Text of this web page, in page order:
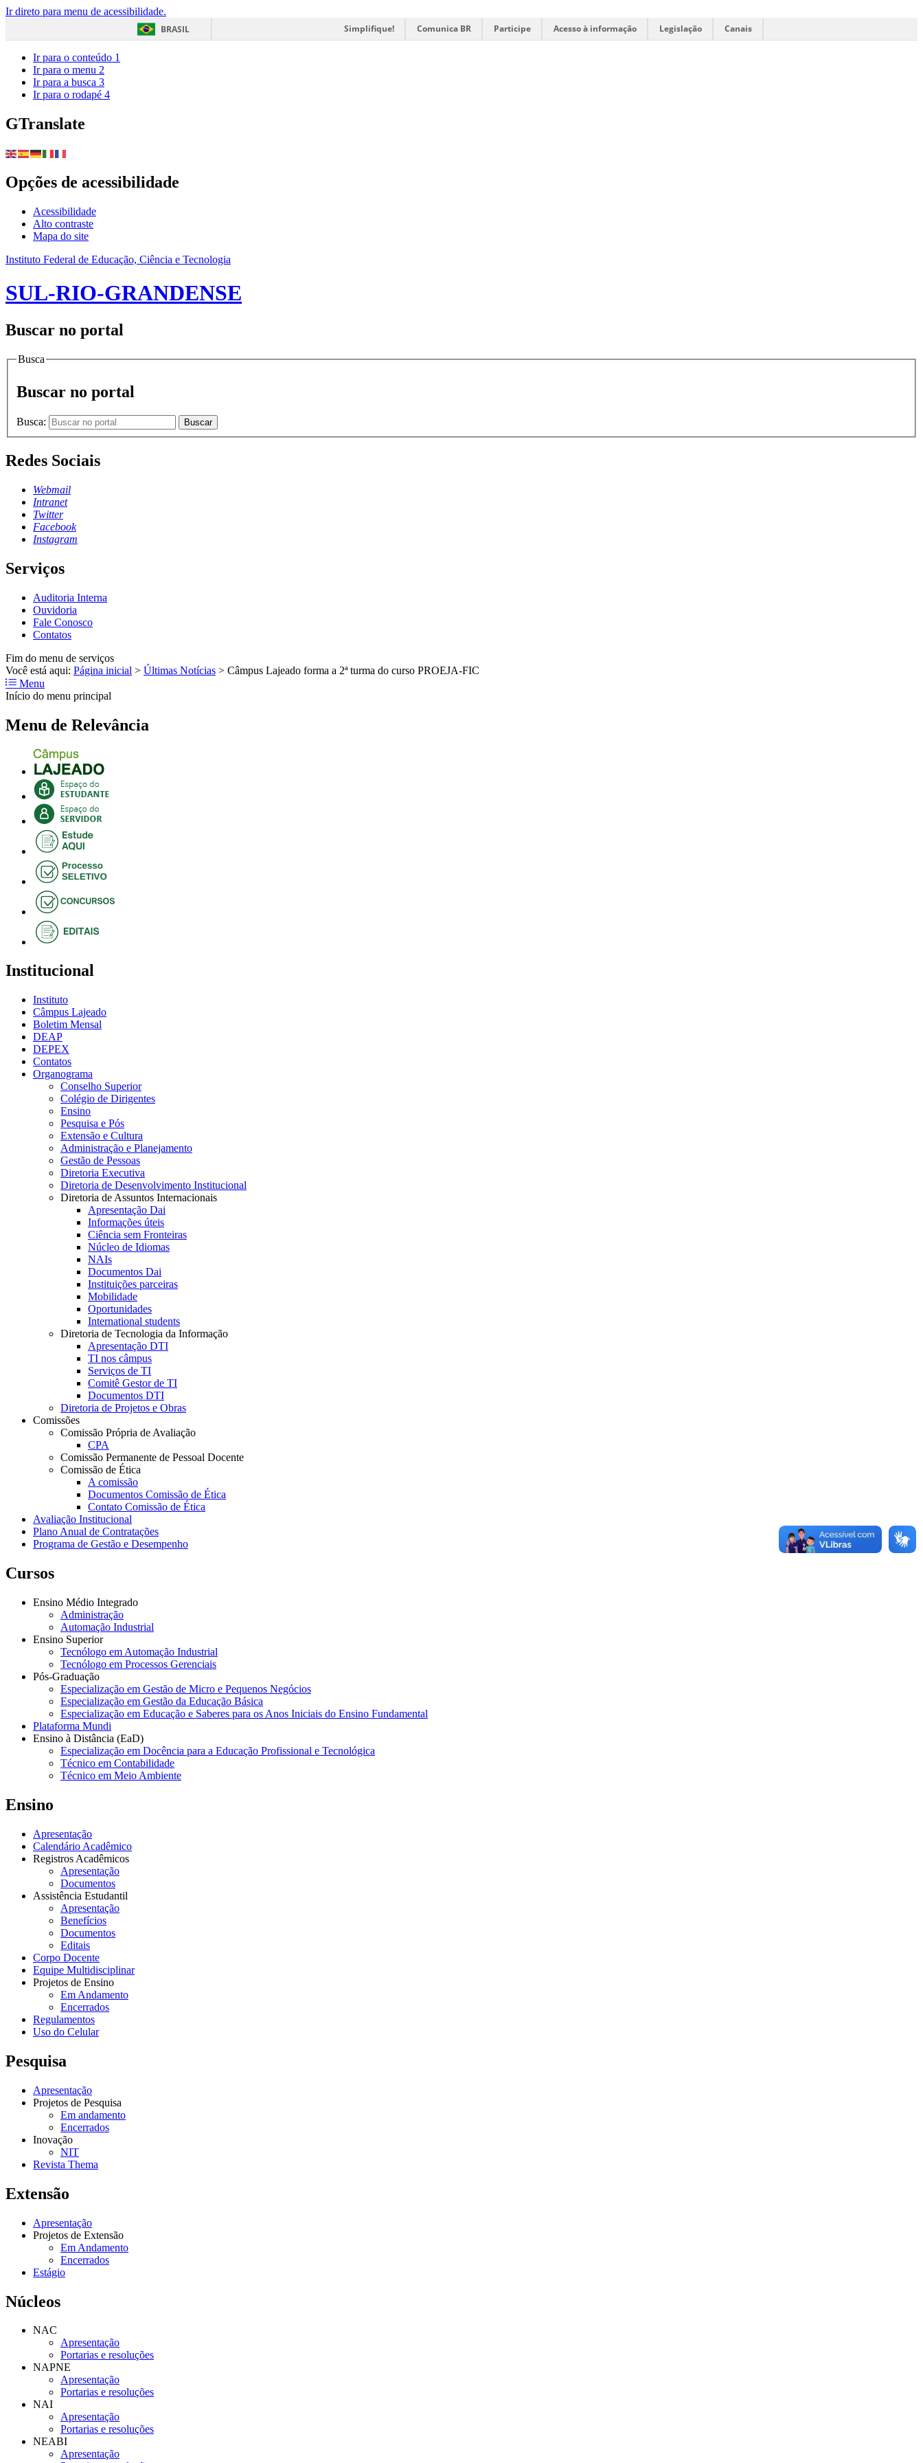
Ir direto para menu de acessibilidade.
BRASIL
Simplifique! Comunica BR Participe Acesso à informação Legislação Canais
Ir para o conteúdo 1
Ir para o menu 2
Ir para a busca 3
Ir para o rodapé 4
GTranslate
Opções de acessibilidade
Acessibilidade
Alto contraste
Mapa do site
Instituto Federal de Educação, Ciência e Tecnologia
SUL-RIO-GRANDENSE
Buscar no portal
Busca
Buscar no portal
Busca: Buscar
Redes Sociais
Webmail
Intranet
Twitter
Facebook
Instagram
Serviços
Auditoria Interna
Ouvidoria
Fale Conosco
Contatos
Fim do menu de serviços
Você está aqui: Página inicial > Últimas Notícias > Câmpus Lajeado forma a 2ª turma do curso PROEJA-FIC
Menu
Início do menu principal
Menu de Relevância
Institucional
Instituto
Câmpus Lajeado
Boletim Mensal
DEAP
DEPEX
Contatos
Organograma
Conselho Superior
Colégio de Dirigentes
Ensino
Pesquisa e Pós
Extensão e Cultura
Administração e Planejamento
Gestão de Pessoas
Diretoria Executiva
Diretoria de Desenvolvimento Institucional
Diretoria de Assuntos Internacionais
Apresentação Dai
Informações úteis
Ciência sem Fronteiras
Núcleo de Idiomas
NAIs
Documentos Dai
Instituições parceiras
Mobilidade
Oportunidades
International students
Diretoria de Tecnologia da Informação
Apresentação DTI
TI nos câmpus
Serviços de TI
Comitê Gestor de TI
Documentos DTI
Diretoria de Projetos e Obras
Comissões
Comissão Própria de Avaliação
CPA
Comissão Permanente de Pessoal Docente
Comissão de Ética
A comissão
Documentos Comissão de Ética
Contato Comissão de Ética
Avaliação Institucional
Plano Anual de Contratações
Programa de Gestão e Desempenho
Cursos
Ensino Médio Integrado
Administração
Automação Industrial
Ensino Superior
Tecnólogo em Automação Industrial
Tecnólogo em Processos Gerenciais
Pós-Graduação
Especialização em Gestão de Micro e Pequenos Negócios
Especialização em Gestão da Educação Básica
Especialização em Educação e Saberes para os Anos Iniciais do Ensino Fundamental
Plataforma Mundi
Ensino à Distância (EaD)
Especialização em Docência para a Educação Profissional e Tecnológica
Técnico em Contabilidade
Técnico em Meio Ambiente
Ensino
Apresentação
Calendário Acadêmico
Registros Acadêmicos
Apresentação
Documentos
Assistência Estudantil
Apresentação
Benefícios
Documentos
Editais
Corpo Docente
Equipe Multidisciplinar
Projetos de Ensino
Em Andamento
Encerrados
Regulamentos
Uso do Celular
Pesquisa
Apresentação
Projetos de Pesquisa
Em andamento
Encerrados
Inovação
NIT
Revista Thema
Extensão
Apresentação
Projetos de Extensão
Em Andamento
Encerrados
Estágio
Núcleos
NAC
Apresentação
Portarias e resoluções
NAPNE
Apresentação
Portarias e resoluções
NAI
Apresentação
Portarias e resoluções
NEABI
Apresentação